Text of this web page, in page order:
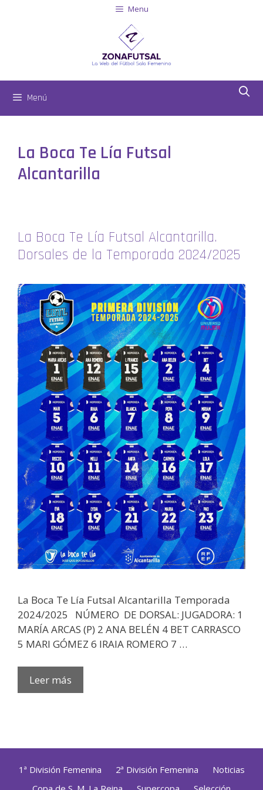
Menu
Menú
La Boca Te Lía Futsal
Alcantarilla
La Boca Te Lía Futsal Alcantarilla.
Dorsales de la Temporada 2024/2025
La Boca Te Lía Futsal Alcantarilla Temporada
2024/2025 NÚMERO DE DORSAL: JUGADORA: 1
MARÍA ARCAS (P) 2 ANA BELÉN 4 BET CARRASCO
5 MARI GÓMEZ 6 IRAIA ROMERO 7 …
Leer más
1ª División Femenina 2ª División Femenina
Noticias